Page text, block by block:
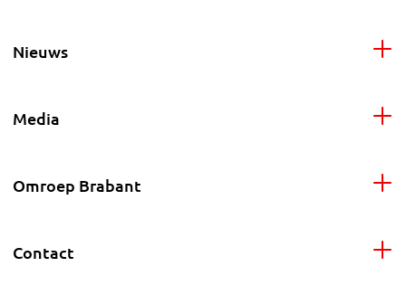
Nieuws
Media
Omroep Brabant
Contact